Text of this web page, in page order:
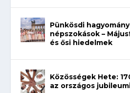
Pünkösdi
népszokások –
és ősi hiedelmek
Közösségek Hete:
az országos